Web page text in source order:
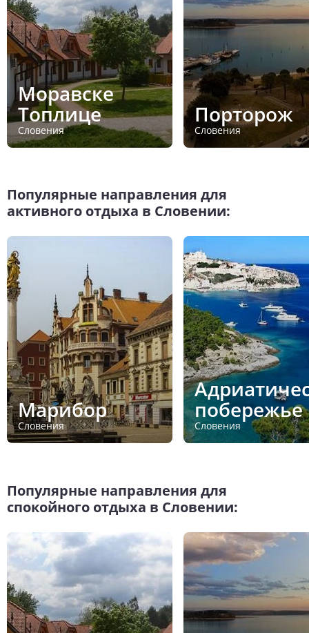
Моравске
Топлице
Словения
Порторож
Словения
Популярные направления для
активного отдыха в Словении:
Марибор
Словения
побережье
Словения
Популярные направления для
спокойного отдыха в Словении: